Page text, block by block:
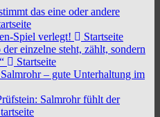
das eine oder andere
Spiel verlegt!
Startseite
einzelne steht, zählt, sondern
Startseite
– gute Unterhaltung im
Salmrohr fühlt der